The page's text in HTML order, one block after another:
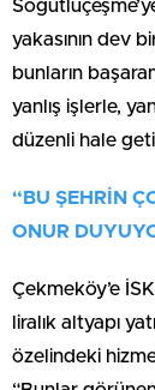
yakasının dev
bunların
yanlış işlerle,
düzenli hale
“BU ŞEHRİN
ONUR
Çekmeköy’e
liralık altyapı
özelindeki